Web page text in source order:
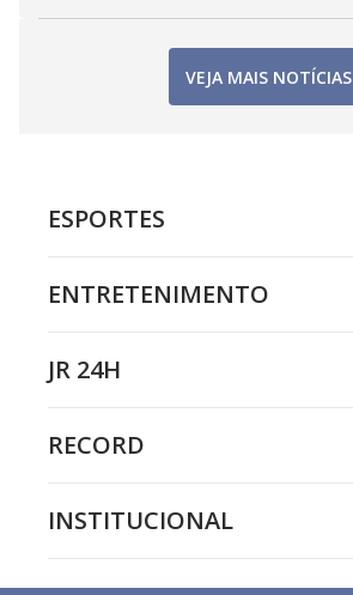
VEJA MAIS NOTÍCIAS
ESPORTES
ENTRETENIMENTO
JR 24H
RECORD
INSTITUCIONAL